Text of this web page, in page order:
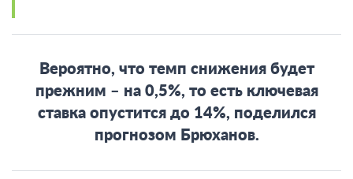
Вероятно, что темп снижения будет
прежним – на 0,5%, то есть ключевая
ставка опустится до 14%, поделился
прогнозом Брюханов.